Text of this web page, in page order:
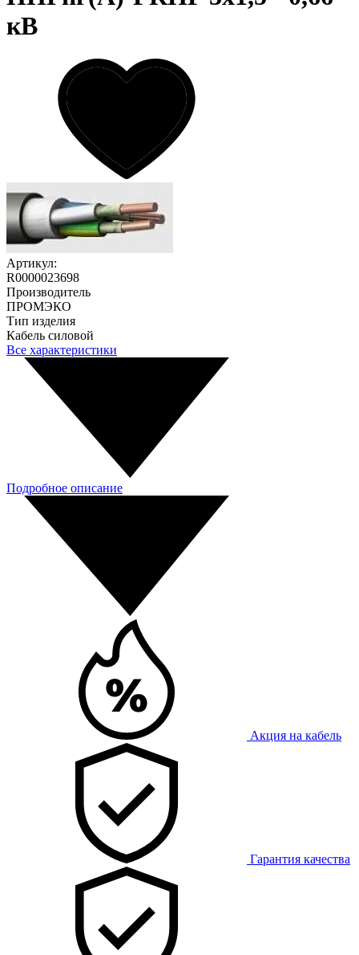
кВ
Артикул:
R0000023698
Производитель
ПРОМЭКО
Тип изделия
Кабель силовой
Все характеристики
Подробное описание
Акция на кабель
Гарантия качества